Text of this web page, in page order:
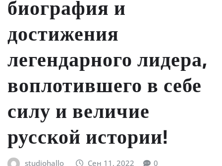
биография и
достижения
легендарного лидера,
воплотившего в себе
силу и величие
русской истории!
studiohallo_ Сен 11, 2022 0